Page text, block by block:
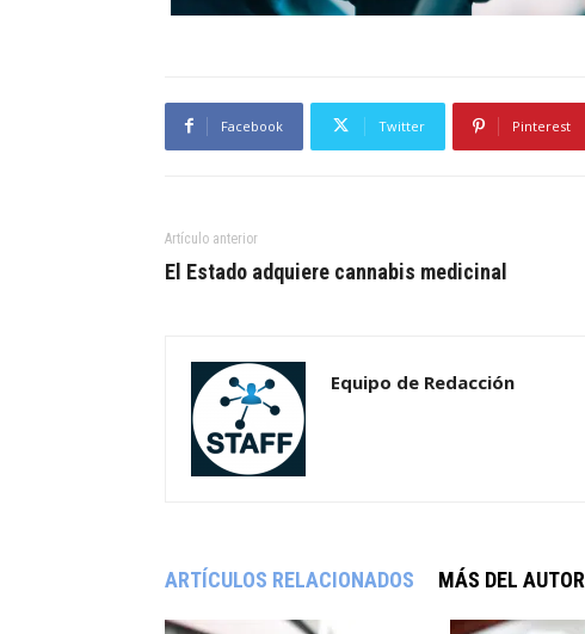
Facebook Twitter Pinterest
Artículo anterior
El Estado adquiere cannabis medicinal
Equipo de Redacción
ARTÍCULOS RELACIONADOS MÁS DEL AUTOR